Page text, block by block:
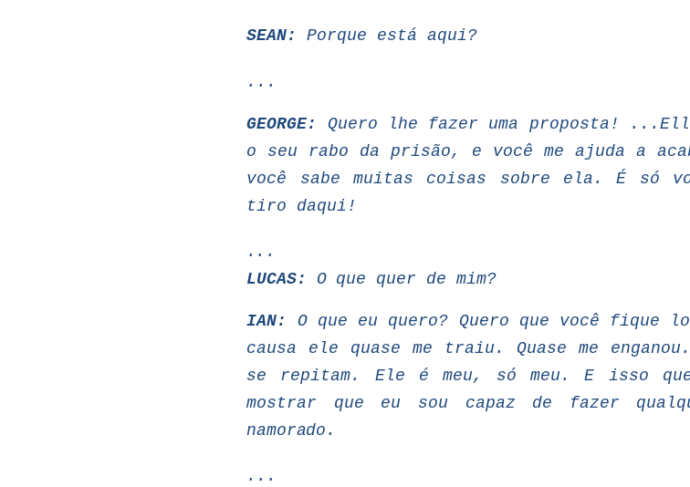
SEAN: Porque está aqui?
...
GEORGE: Quero lhe fazer uma proposta!
o
seu rabo da prisão,
e você me ajuda a
você sabe muitas coisas sobre ela.
É só
tiro daqui!
...
LUCAS:
O que quer de mim?
IAN: O que eu quero? Quero que você fique
causa
ele quase
me traiu. Quase me
se repitam. Ele é meu, só meu. E isso
mostrar que eu sou capaz de fazer
namorado.
...